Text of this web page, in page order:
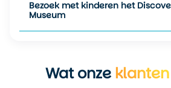
en comfort.
Bezoek met kinderen het
Museum
Wat onzeklanten